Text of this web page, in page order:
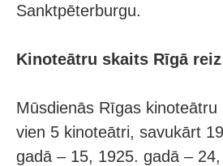
Sanktpēterburgu.
Kinoteātru skaits Rīgā
Mūsdienās Rīgas
vien 5 kinoteātri, savukārt
gadā – 15, 1925. gadā –